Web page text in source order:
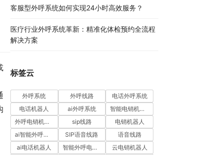
客服型外呼系统如何实现24小时高效服务？
医疗行业外呼系统革新：精准化体检预约全流程
解决方案​
标签云
外呼系统 外呼线路
电话外呼系统
电话机器人
ai外呼系统
智能电销机器人
外呼电销机器人
sip线路
电销机器人
ai智能外呼系统
SIP语音线路
语音线路
ai电话机器人
智能外呼电销机器人
云电销机器人